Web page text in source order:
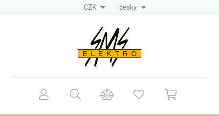
CZK česky